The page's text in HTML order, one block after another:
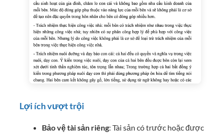
Lợi ích vượt trội
Bảo vệ tài sản riêng: Tài sản có trước hoặc được